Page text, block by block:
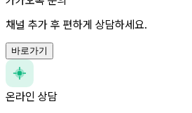
채널 추가 후 편하게 상담하세요.
바로가기
온라인 상담